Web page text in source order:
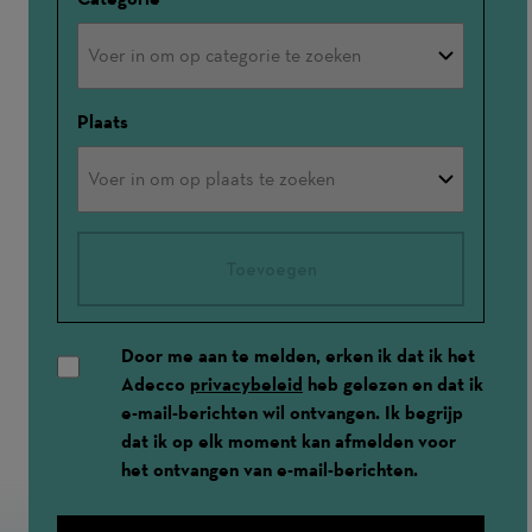
Plaats
Door me aan te melden, erken ik dat ik het
Adecco privacybeleid heb gelezen en dat ik
e-mail-berichten wil ontvangen. Ik begrijp
dat ik op elk moment kan afmelden voor
het ontvangen van e-mail-berichten.